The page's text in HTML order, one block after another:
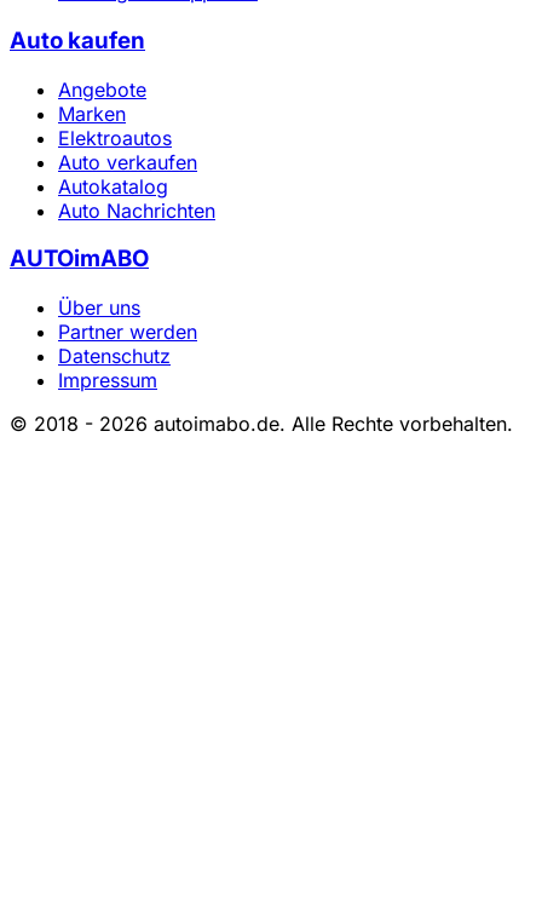
Auto kaufen
Angebote
Marken
Elektroautos
Auto verkaufen
Autokatalog
Auto Nachrichten
AUTOimABO
Über uns
Partner werden
Datenschutz
Impressum
© 2018 - 2026 autoimabo.de. Alle Rechte vorbehalten.